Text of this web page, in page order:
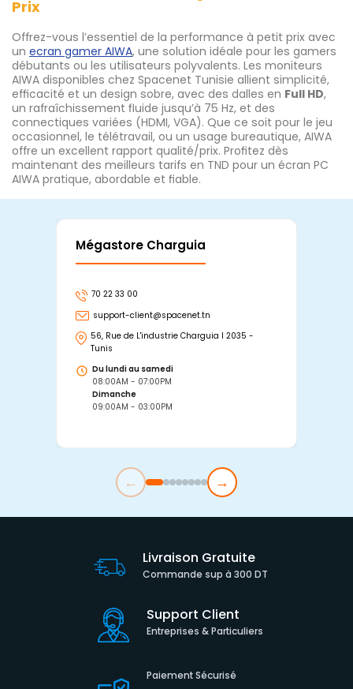
Prix
Offrez-vous l’essentiel de la performance à petit prix avec
un ecran gamer AIWA, une solution idéale pour les gamers
débutants ou les utilisateurs polyvalents. Les moniteurs
AIWA disponibles chez Spacenet Tunisie allient simplicité,
efficacité et un design sobre, avec des dalles en Full HD,
un rafraîchissement fluide jusqu’à 75 Hz, et des
connectiques variées (HDMI, VGA). Que ce soit pour le jeu
occasionnel, le télétravail, ou un usage bureautique, AIWA
offre un excellent rapport qualité/prix. Profitez dès
maintenant des meilleurs tarifs en TND pour un écran PC
AIWA pratique, abordable et fiable.
Mégastore Charguia
70 22 33 00
support-client@spacenet.tn
56, Rue de L'industrie Charguia I 2035 -
Tunis
Du lundi au samedi
08:00AM - 07:00PM
Dimanche
09:00AM - 03:00PM
← →
Livraison Gratuite
Commande sup à 300 DT
Support Client
Entreprises & Particuliers
Paiement Sécurisé